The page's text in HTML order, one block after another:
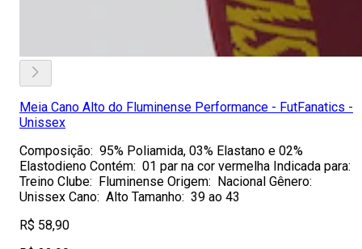
Meia Cano Alto do Fluminense Performance - FutFanatics -
Unissex
Composição: 95% Poliamida, 03% Elastano e 02%
Elastodieno Contém: 01 par na cor vermelha Indicada para:
Treino Clube: Fluminense Origem: Nacional Gênero:
Unissex Cano: Alto Tamanho: 39 ao 43
R$ 58,90